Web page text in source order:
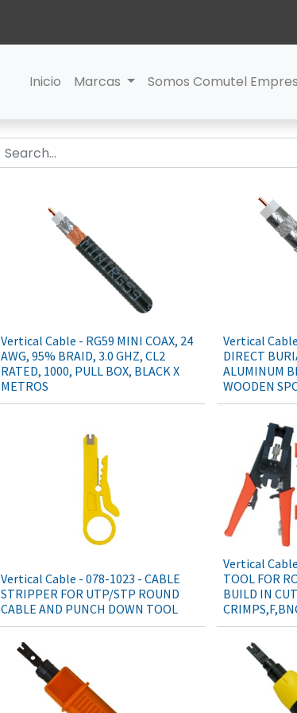
Inicio Marcas Somos Comutel
Vertical Cable - RG59 MINI COAX, 24
AWG, 95% BRAID, 3.0 GHZ, CL2
RATED, 1000, PULL BOX, BLACK X
METROS
Vertical
DIRECT
ALUMINUM
WOODEN
Vertical Cable - 078-1023 - CABLE
STRIPPER FOR UTP/STP ROUND
CABLE AND PUNCH DOWN TOOL
Vertical
TOOL FOR
BUILD IN